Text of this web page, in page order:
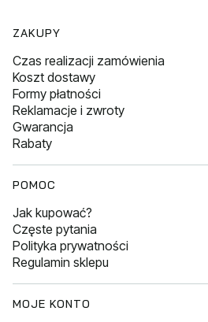
ZAKUPY
Czas realizacji zamówienia
Koszt dostawy
Formy płatności
Reklamacje i zwroty
Gwarancja
Rabaty
POMOC
Jak kupować?
Częste pytania
Polityka prywatności
Regulamin sklepu
MOJE KONTO